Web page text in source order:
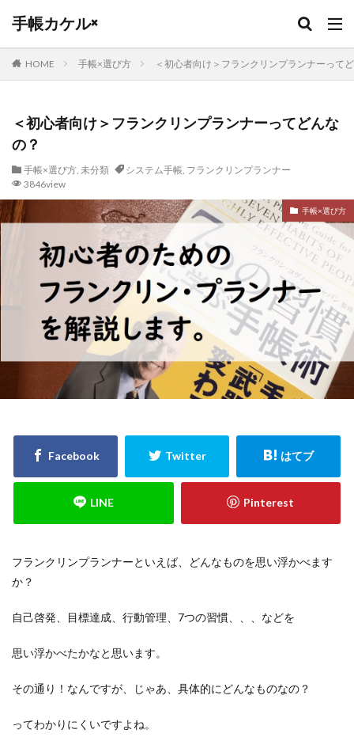
手帳カケル×
HOME 手帳×選び方 ＜初心者向け＞フランクリンプランナーって
＜初心者向け＞フランクリンプランナーってどんな
の？
手帳×選び方, 未分類 システム手帳, フランクリンプランナー
3846view
手帳×選び方
フランクリンプランナーといえば、どんなものを思い浮かべます
か？
自己啓発、目標達成、行動管理、7つの習慣、、、などを
思い浮かべたかなと思います。
その通り！なんですが、じゃあ、具体的にどんなものなの？
ってわかりにくいですよね。
タグ
PLOTTER リフィル 革手入れ
贈り物
保育士転職
ロロマクラシック
ブランクチュール
とじ手帳
ブライドルレザー
フランクリンプランナー
バーチカル
ハイクラス転職
ノートカバー
トラベラーズノート
ジブン手帳
システム手帳
コードバン
エイジング
３０代転職